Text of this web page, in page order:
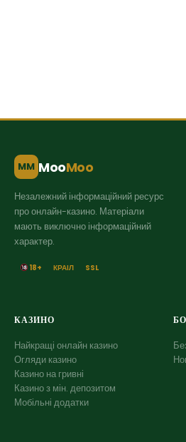
MM MooMoo
Незалежний інформаційний ресурс
про онлайн-казино. Матеріали
мають виключно інформаційний
характер.
18+ КРАІЛ SSL
КАЗИНО
Найкращі онлайн казино
Огляди казино
Казино на гривні
Казино з мін. депозитом
Мобільні додатки